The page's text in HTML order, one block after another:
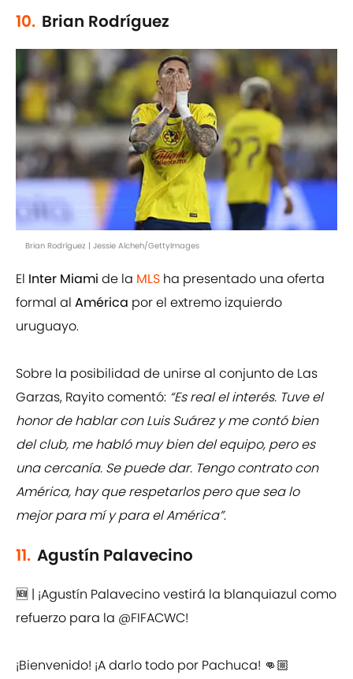
10. Brian Rodríguez
Brian Rodríguez | Jessie Alcheh/GettyImages
El Inter Miami de la MLS ha presentado una oferta
formal al América por el extremo izquierdo
uruguayo.
Sobre la posibilidad de unirse al conjunto de Las
Garzas, Rayito comentó: “Es real el interés. Tuve el
honor de hablar con Luis Suárez y me contó bien
del club, me habló muy bien del equipo, pero es
una cercanía. Se puede dar. Tengo contrato con
América, hay que respetarlos pero que sea lo
mejor para mí y para el América”.
11. Agustín Palavecino
🆕 | ¡Agustín Palavecino vestirá la blanquiazul como
refuerzo para la @FIFACWC!
¡Bienvenido! ¡A darlo todo por Pachuca! 👊🏼